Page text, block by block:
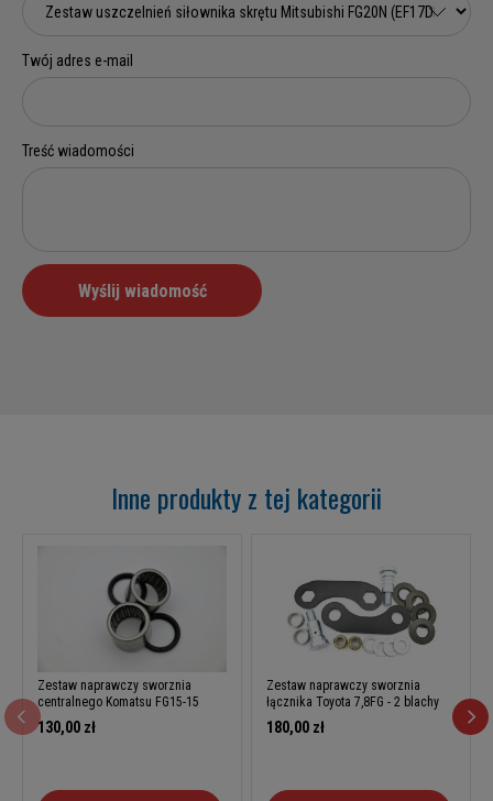
Inne produkty z tej kategorii
Zestaw naprawczy sworznia
centralnego Komatsu FG15-15
130,00 zł
Zestaw naprawczy sworznia
łącznika Toyota 7,8FG - 2 blachy
180,00 zł